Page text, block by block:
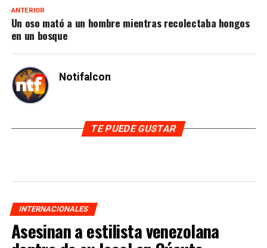
ANTERIOR
Un oso mató a un hombre mientras recolectaba hongos
en un bosque
Notifalcon
TE PUEDE GUSTAR
INTERNACIONALES
Asesinan a estilista venezolana